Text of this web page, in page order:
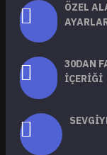
ÖZEL
30DAN
İÇERIĞI